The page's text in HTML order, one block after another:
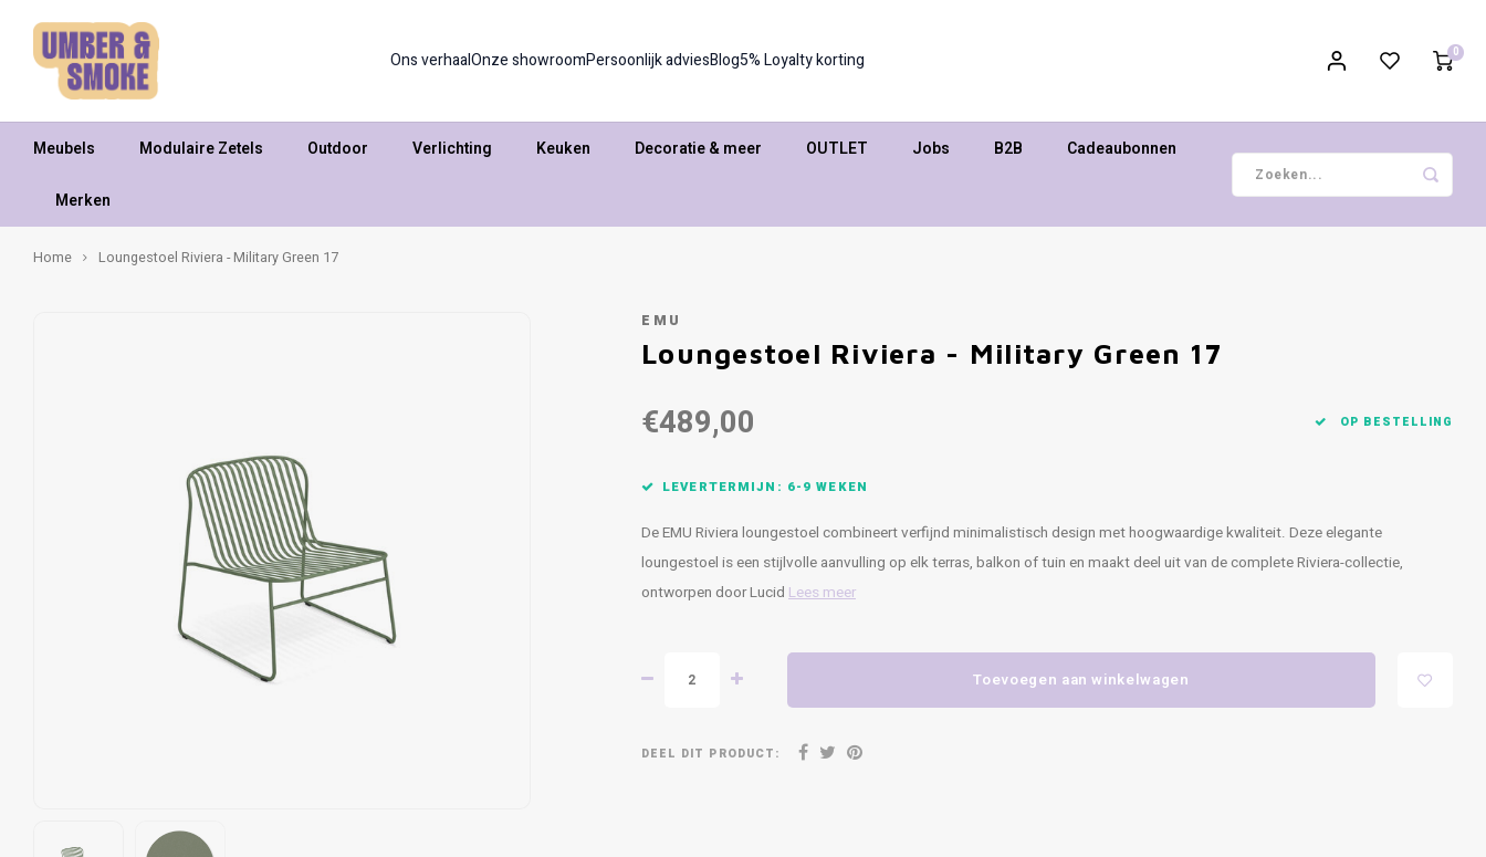
Ons verhaalOnze showroomPersoonlijk adviesBlog5% Loyalty korting 0
Meubels Modulaire Zetels Outdoor Verlichting Keuken Decoratie & meer OUTLET Jobs B2B Cadeaubonnen
Merken
Home Loungestoel Riviera - Military Green 17
EMU
Loungestoel Riviera - Military Green 17
€489,00 OP BESTELLING
LEVERTERMIJN: 6-9 WEKEN
De EMU Riviera loungestoel combineert verfijnd minimalistisch design met hoogwaardige kwaliteit. Deze elegante
loungestoel is een stijlvolle aanvulling op elk terras, balkon of tuin en maakt deel uit van de complete Riviera-collectie,
ontworpen door Lucid Lees meer
Toevoegen aan winkelwagen
DEEL DIT PRODUCT: